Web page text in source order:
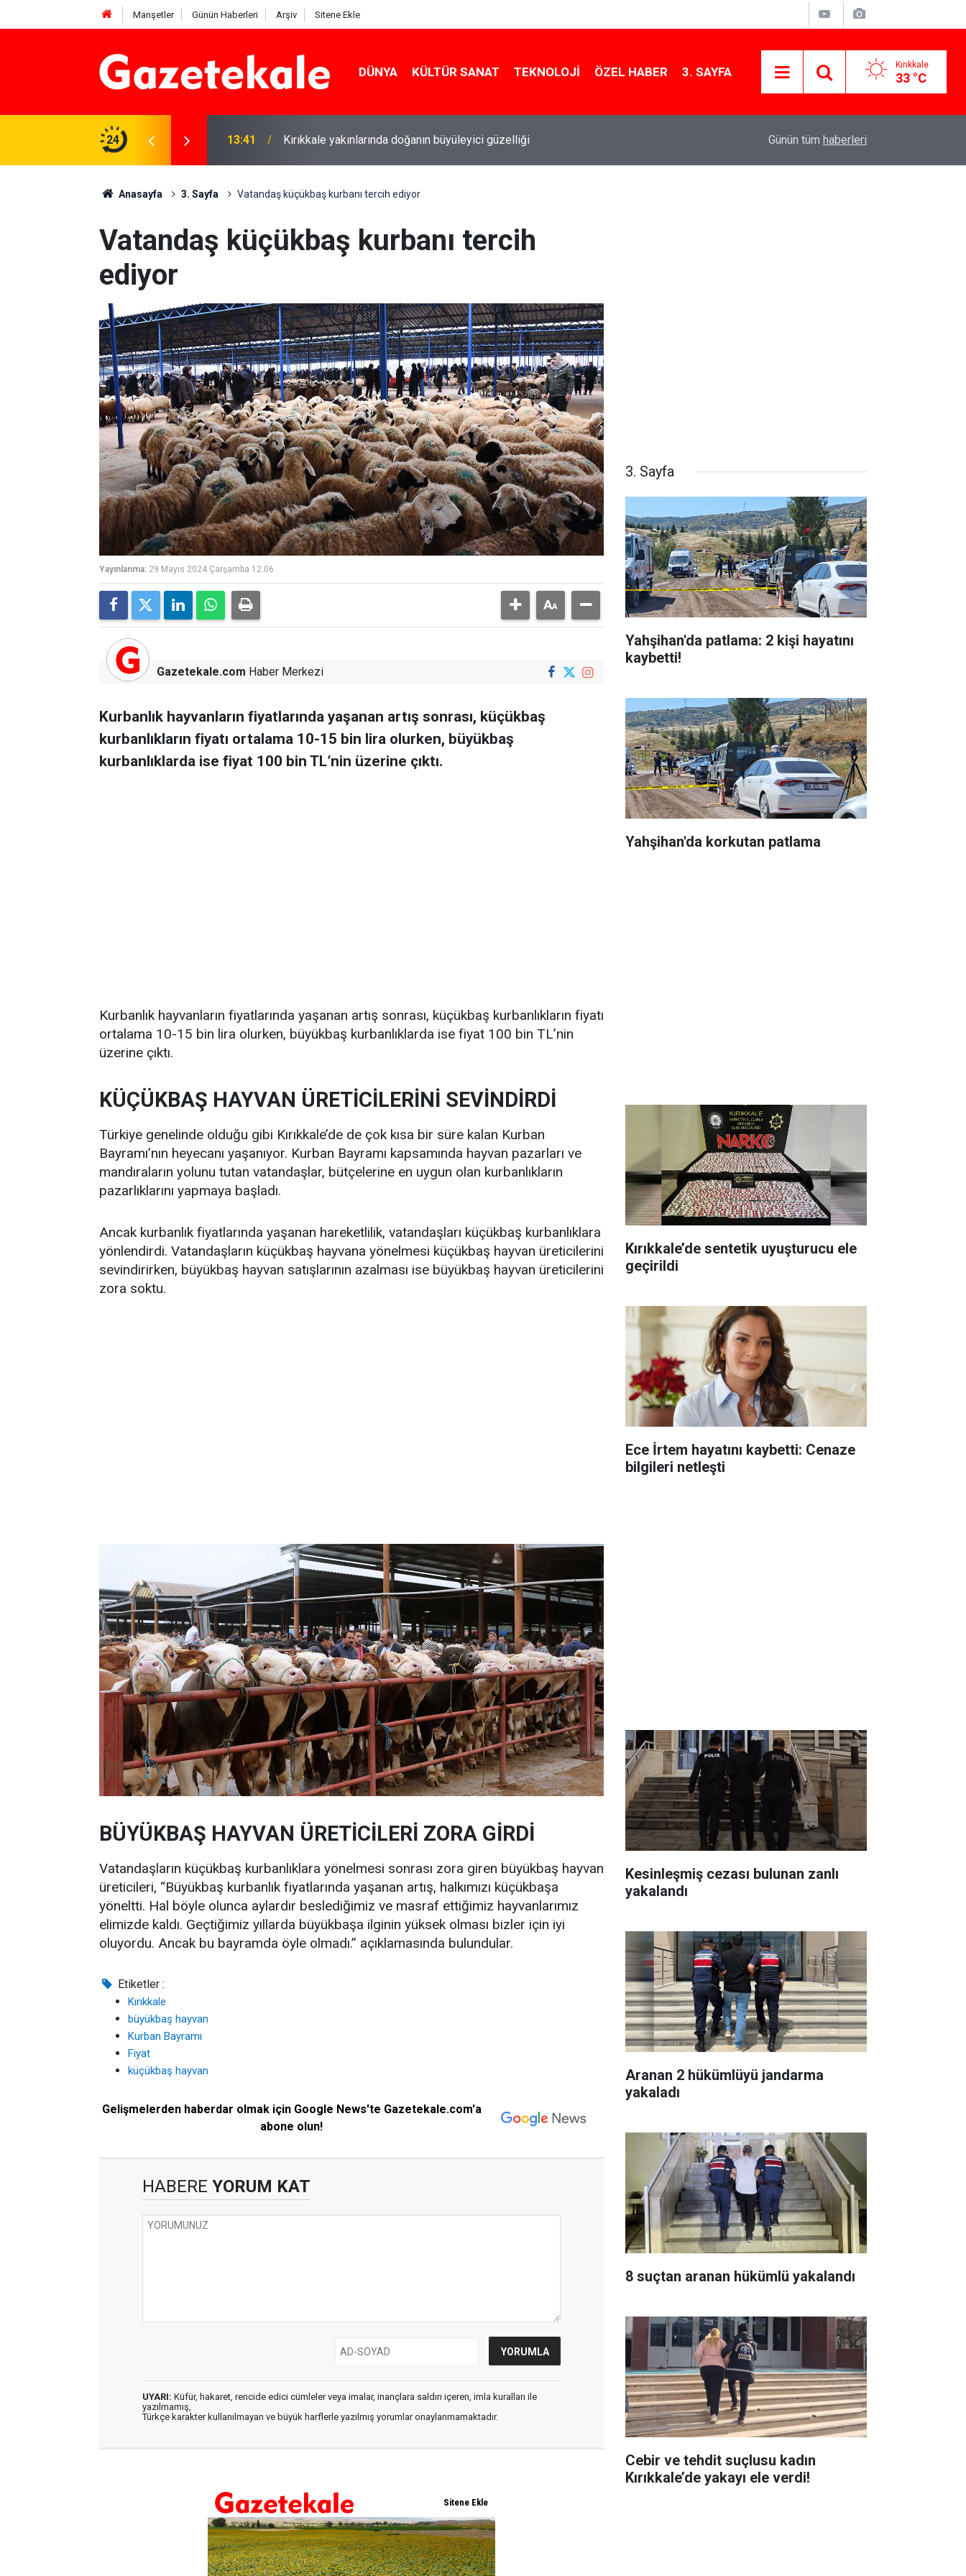
Manşetler Günün Haberleri Arşiv Sitene Ekle
DÜNYA KÜLTÜR SANAT TEKNOLOJI ÖZEL HABER 3. SAYFA Kırıkkale
33 °C
24
Çavdar başkan seçildi 13:41 Kırıkkale yakınlarında doğanın büyüleyici güzelliği Kırıkkale Çalılıöz Mahallesi'nde altyapı
Günün tüm haberleri
Anasayfa 3. Sayfa Vatandaş küçükbaş kurbanı tercih ediyor
Vatandaş küçükbaş kurbanı tercih
ediyor
Yayınlanma: 29 Mayıs 2024 Çarşamba 12:06
Gazetekale.com Haber Merkezi
Kurbanlık hayvanların fiyatlarında yaşanan artış sonrası, küçükbaş
kurbanlıkların fiyatı ortalama 10-15 bin lira olurken, büyükbaş
kurbanlıklarda ise fiyat 100 bin TL’nin üzerine çıktı.
Kurbanlık hayvanların fiyatlarında yaşanan artış sonrası, küçükbaş kurbanlıkların fiyatı
ortalama 10-15 bin lira olurken, büyükbaş kurbanlıklarda ise fiyat 100 bin TL’nin
üzerine çıktı.
KÜÇÜKBAŞ HAYVAN ÜRETİCİLERİNİ SEVİNDİRDİ
Türkiye genelinde olduğu gibi Kırıkkale’de de çok kısa bir süre kalan Kurban
Bayramı’nın heyecanı yaşanıyor. Kurban Bayramı kapsamında hayvan pazarları ve
mandıraların yolunu tutan vatandaşlar, bütçelerine en uygun olan kurbanlıkların
pazarlıklarını yapmaya başladı.
Ancak kurbanlık fiyatlarında yaşanan hareketlilik, vatandaşları küçükbaş kurbanlıklara
yönlendirdi. Vatandaşların küçükbaş hayvana yönelmesi küçükbaş hayvan üreticilerini
sevindirirken, büyükbaş hayvan satışlarının azalması ise büyükbaş hayvan üreticilerini
zora soktu.
BÜYÜKBAŞ HAYVAN ÜRETİCİLERİ ZORA GİRDİ
Vatandaşların küçükbaş kurbanlıklara yönelmesi sonrası zora giren büyükbaş hayvan
üreticileri, “Büyükbaş kurbanlık fiyatlarında yaşanan artış, halkımızı küçükbaşa
yöneltti. Hal böyle olunca aylardır beslediğimiz ve masraf ettiğimiz hayvanlarımız
elimizde kaldı. Geçtiğimiz yıllarda büyükbaşa ilginin yüksek olması bizler için iyi
oluyordu. Ancak bu bayramda öyle olmadı.” açıklamasında bulundular.
Etiketler :
Kırıkkale
büyükbaş hayvan
Kurban Bayramı
Fiyat
küçükbaş hayvan
Gelişmelerden haberdar olmak için Google News'te Gazetekale.com'a
abone olun!
HABERE YORUM KAT
UYARI: Küfür, hakaret, rencide edici cümleler veya imalar, inançlara saldırı içeren, imla kuralları ile
yazılmamış,
Türkçe karakter kullanılmayan ve büyük harflerle yazılmış yorumlar onaylanmamaktadır.
3. Sayfa
Yahşihan'da patlama: 2 kişi hayatını
kaybetti!
Yahşihan'da korkutan patlama
Kırıkkale’de sentetik uyuşturucu ele
geçirildi
Ece İrtem hayatını kaybetti: Cenaze
bilgileri netleşti
Kesinleşmiş cezası bulunan zanlı
yakalandı
Aranan 2 hükümlüyü jandarma
yakaladı
8 suçtan aranan hükümlü yakalandı
Cebir ve tehdit suçlusu kadın
Kırıkkale’de yakayı ele verdi!